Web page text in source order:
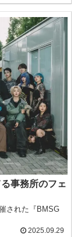
事務所のフェ
された『BMSG
2025.09.29